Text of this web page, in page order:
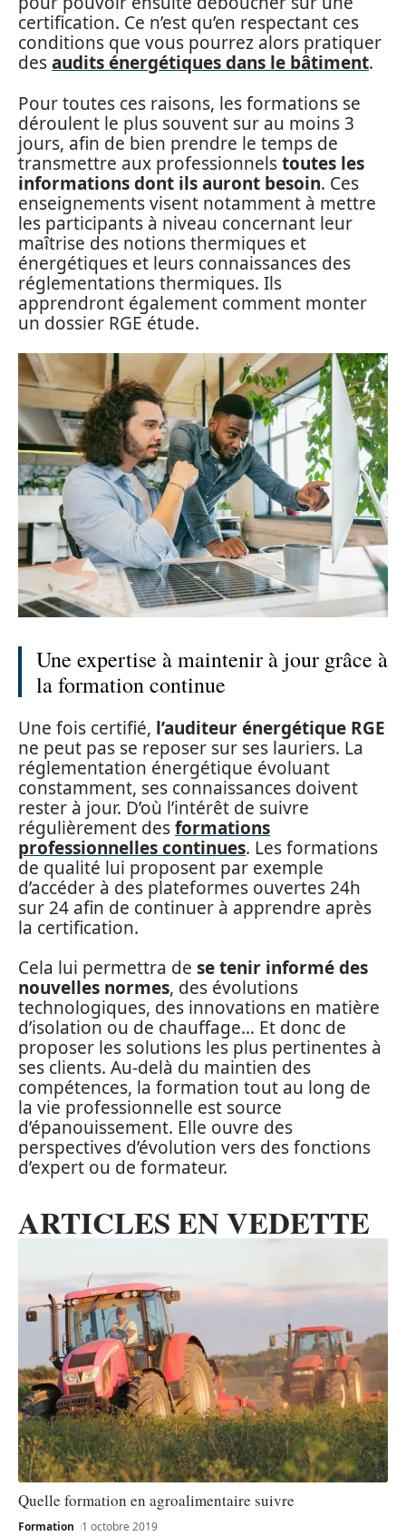
certification. Ce n’est qu’en respectant ces
conditions que vous pourrez alors pratiquer
desaudits énergétiques dans le bâtiment.
Pour toutes ces raisons, les formations se
déroulent le plus souvent sur au moins 3
jours, afin de bien prendre le temps de
transmettre aux professionnelstoutes les
informations dont ils auront besoin. Ces
enseignements visent notamment à mettre
les participants à niveau concernant leur
maîtrise des notions thermiques et
énergétiques et leurs connaissances des
réglementations thermiques. Ils
apprendront également comment monter
un dossier RGE étude.
Une expertise à maintenir à jour grâce à
la formation continue
Une fois certifié, l’auditeur énergétique RGE
ne peut pas se reposer sur ses lauriers. La
réglementation énergétique évoluant
constamment, ses connaissances doivent
rester à jour. D’où l’intérêt de suivre
régulièrement desformations
professionnelles continues. Les formations
de qualité lui proposent par exemple
d’accéder à des plateformes ouvertes 24h
sur 24 afin de continuer à apprendre après
la certification.
Cela lui permettra de se tenir informé des
nouvelles normes, des évolutions
technologiques, des innovations en matière
d’isolation ou de chauffage… Et donc de
proposer les solutions les plus pertinentes à
ses clients. Au-delà du maintien des
compétences, la formation tout au long de
la vie professionnelle est source
d’épanouissement. Elle ouvre des
perspectives d’évolution vers des fonctions
d’expert ou de formateur.
ARTICLES EN VEDETTE
Quelle formation en agroalimentaire suivre
Formation 1 octobre 2019